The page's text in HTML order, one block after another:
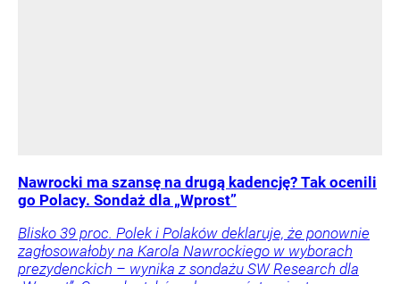
Nawrocki ma szansę na drugą kadencję? Tak ocenili
go Polacy. Sondaż dla „Wprost”
Blisko 39 proc. Polek i Polaków deklaruje, że ponownie
zagłosowałoby na Karola Nawrockiego w wyborach
prezydenckich – wynika z sondażu SW Research dla